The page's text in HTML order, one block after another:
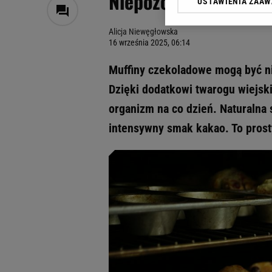
Alicja Niewęgłowska
16 września 2025, 06:14
Muffiny czekoladowe mogą być
Dzięki dodatkowi twarogu
organizm na co dzień. Naturalna
intensywny smak kakao. To
Klikając „Akceptuję”
odnośnik „Ustawienia
My, nasi Zaufani
Użycie dokładnych
Przechowywanie
badnie odbiorców i